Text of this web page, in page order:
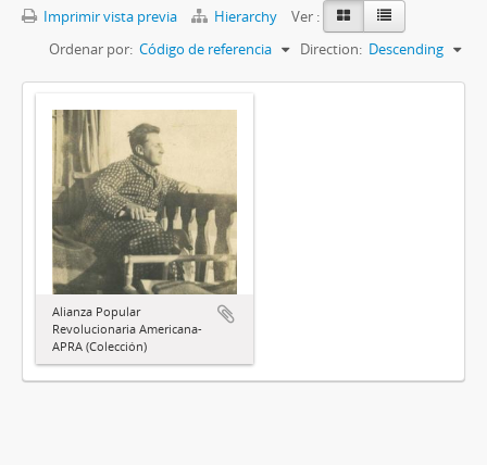
Imprimir vista previa Hierarchy
Ver :
Ordenar por: Código de referencia Direction: Descending
Alianza Popular
Revolucionaria Americana-
APRA (Colección)